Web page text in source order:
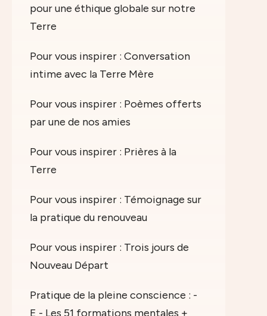
pour une éthique globale sur notre
Terre
Pour vous inspirer : Conversation
intime avec la Terre Mère
Pour vous inspirer : Poèmes offerts
par une de nos amies
Pour vous inspirer : Prières à la
Terre
Pour vous inspirer : Témoignage sur
la pratique du renouveau
Pour vous inspirer : Trois jours de
Nouveau Départ
Pratique de la pleine conscience : -
E - Les 51 formations mentales +